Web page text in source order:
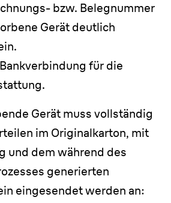
bzw. Belegnummer
Gerät deutlich
für die
Gerät muss vollständig
im Originalkarton, mit
und dem während des
generierten
eingesendet werden an: